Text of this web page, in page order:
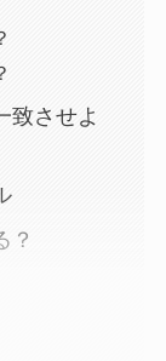
致させよ
？